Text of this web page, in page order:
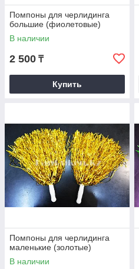
Помпоны для черлидинга
большие (фиолетовые)
В наличии
2 500 ₸
Купить
Помпоны для черлидинга
маленькие (золотые)
В наличии